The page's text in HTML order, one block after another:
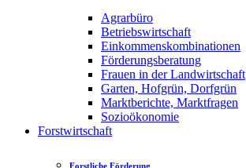
Agrarbüro
Betriebswirtschaft
Einkommenskombinationen
Förderungsberatung
Frauen in der Landwirtschaft
Garten, Hofgrün, Dorfgrün
Marktberichte, Marktfragen
Sozioökonomie
Forstwirtschaft
Forstliche Förderung